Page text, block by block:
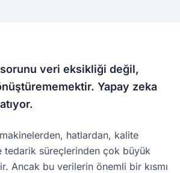
veri eksikliği değil,
Yapay zeka
hatlardan, kalite
tedarik süreçlerinden çok büyük
Ancak bu verilerin önemli bir kısmı